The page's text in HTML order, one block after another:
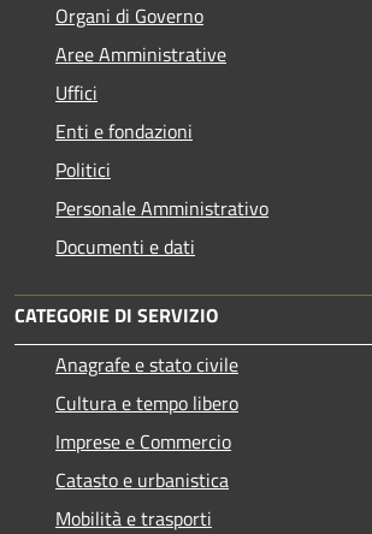
Organi di Governo
Aree Amministrative
Uffici
Enti e fondazioni
Politici
Personale Amministrativo
Documenti e dati
CATEGORIE DI SERVIZIO
Anagrafe e stato civile
Cultura e tempo libero
Imprese e Commercio
Catasto e urbanistica
Mobilità e trasporti